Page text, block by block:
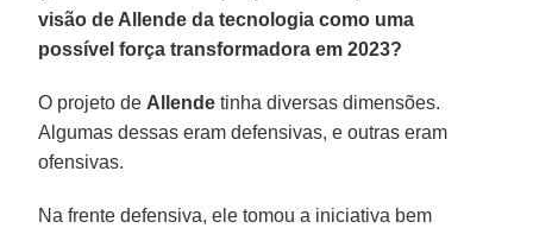
visão de Allende da tecnologia como uma
possível força transformadora em 2023?
O projeto de Allende tinha diversas dimensões.
Algumas dessas eram defensivas, e outras eram
ofensivas.
Na frente defensiva, ele tomou a iniciativa bem